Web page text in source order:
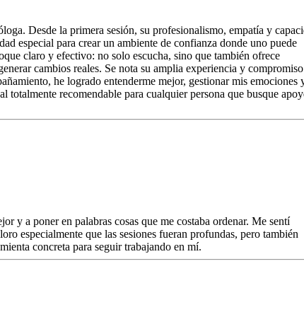
Desde la primera sesión, su profesionalismo, empatía y
especial para crear un ambiente de confianza donde uno puede
claro y efectivo: no solo escucha, sino que también ofrece
cambios reales. Se nota su amplia experiencia y compromiso
he logrado entenderme mejor, gestionar mis emociones
totalmente recomendable para cualquier persona que busque
y a poner en palabras cosas que me costaba ordenar. Me sentí
especialmente que las sesiones fueran profundas, pero también
concreta para seguir trabajando en mí.